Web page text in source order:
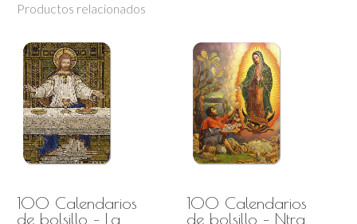
Productos relacionados
100 Calendarios
de bolsillo – La
100 Calendarios
de bolsillo – Ntra.